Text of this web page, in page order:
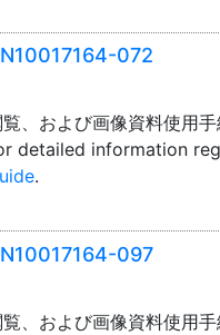
072
、および画像資料使用
detailed information
.
097
、および画像資料使用